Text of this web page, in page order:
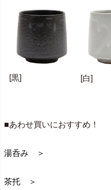
[黒] [白]
■あわせ買いにおすすめ！
湯呑み ＞
茶托 ＞